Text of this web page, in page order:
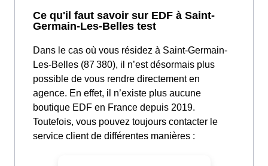
Ce qu'il faut savoir sur EDF à Saint-
Germain-Les-Belles test
Dans le cas où vous résidez à Saint-Germain-
Les-Belles (87 380), il n’est désormais plus
possible de vous rendre directement en
agence. En effet, il n’existe plus aucune
boutique EDF en France depuis 2019.
Toutefois, vous pouvez toujours contacter le
service client de différentes manières :